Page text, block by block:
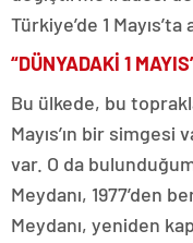
Türkiye’de 1
“DÜNYADAKİ 1
Bu ülkede, bu
Mayıs’ın bir simgesi
var. O da
Meydanı, 1977’den
Meydanı, yeniden